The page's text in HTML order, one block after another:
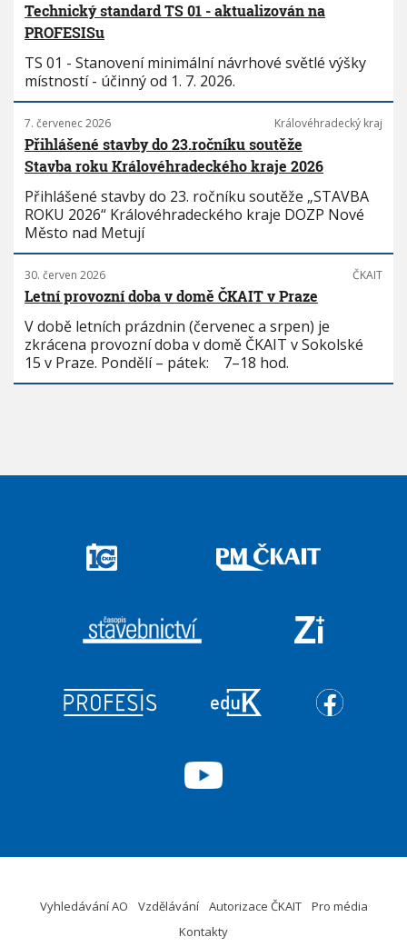
Technický standard TS 01 - aktualizován na
PROFESISu
TS 01 - Stanovení minimální návrhové světlé výšky
místností - účinný od 1. 7. 2026.
7. červenec 2026 Královéhradecký kraj
Přihlášené stavby do 23.ročníku soutěže
Stavba roku Královéhradeckého kraje 2026
Přihlášené stavby do 23. ročníku soutěže „STAVBA
ROKU 2026“ Královéhradeckého kraje DOZP Nové
Město nad Metují
30. červen 2026 ČKAIT
Letní provozní doba v domě ČKAIT v Praze
V době letních prázdnin (červenec a srpen) je
zkrácena provozní doba v domě ČKAIT v Sokolské
15 v Praze. Pondělí – pátek: 7–18 hod.
Vyhledávání AO Vzdělávání Autorizace ČKAIT
Pro média
Kontakty